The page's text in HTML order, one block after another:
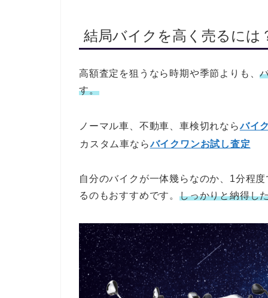
結局バイクを高く売るには
高額査定を狙うなら時期や季節よりも、
す。
ノーマル車、不動車、車検切れならバイ
カスタム車ならバイクワンお試し査定
自分のバイクが一体幾らなのか、1分程
るのもおすすめです。しっかりと納得し